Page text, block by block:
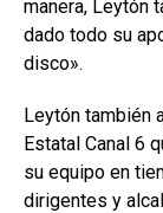
manera, Leytón
dado todo su
disco».
Leytón también
Estatal Canal 6
su equipo en
dirigentes y